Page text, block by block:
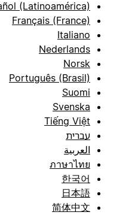
Español (Latinoamérica)
Français (France)
Italiano
Nederlands
Norsk
Português (Brasil)
Suomi
Svenska
Tiếng Việt
עברית
العربية
ภาษาไทย
한국어
日本語
简体中文